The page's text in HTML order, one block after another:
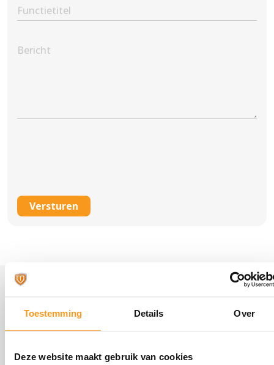
Toestemming Details Over
Deze website maakt gebruik van cookies
Position
Message
Neem gerust contact met
ons op